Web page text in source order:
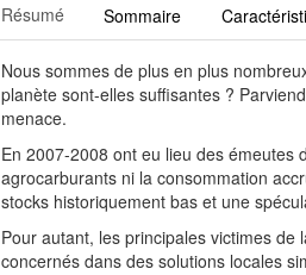
Résumé Sommaire
Nous sommes de plus en plus
planète sont-elles suffisantes ?
menace.
En 2007-2008 ont eu lieu des émeutes
agrocarburants ni la consommation
stocks historiquement bas et une
Pour autant, les principales victimes
concernés dans des solutions locales